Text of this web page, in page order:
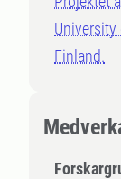
University
Finland.